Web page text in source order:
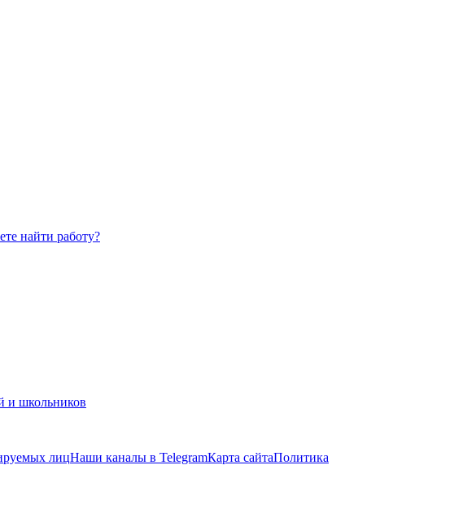
найти работу?
и школьников
лицНаши каналы в TelegramКарта сайтаПолитика